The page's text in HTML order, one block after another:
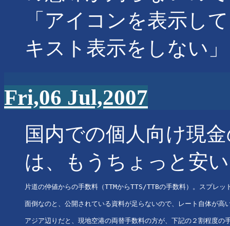
「アイコンを表示し
キスト表示をしない
Fri,06 Jul,2007
国内での個人向け現
は、もうちょっと安
片道の仲値からの手数料（TTMからTTS/TTBの手数料）。スプレッ
面倒なのと、公開されている資料が足らないので、レート自体が高
アジア辺りだと、現地空港の両替手数料の方が、下記の２割程度の